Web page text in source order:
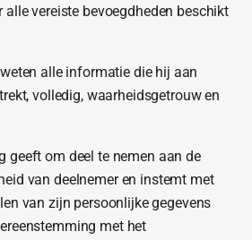
vereiste bevoegdheden beschikt
alle informatie die hij aan
volledig, waarheidsgetrouw en
geeft om deel te nemen aan de
van deelnemer en instemt met
van zijn persoonlijke gegevens
met het